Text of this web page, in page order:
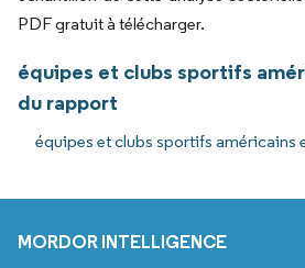
PDF gratuit à télécharger.
équipes et clubs sportifs
du rapport
équipes et clubs sportifs américains
MORDOR INTELLIGENCE